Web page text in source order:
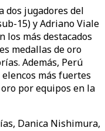
dos jugadores del
15) y Adriano Viale
los más destacados
medallas de oro
Además, Perú
más fuertes
por equipos en la
Danica Nishimura,